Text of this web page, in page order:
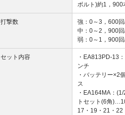
ボルト)約1，900
打撃数
強：0～3，600
中：0～2，900
弱：0～1，900
セット内容
・EA813PD-13
ンチ
・バッテリー×2
ス
・EA164MA：
トセット(6角
17・19・21・22